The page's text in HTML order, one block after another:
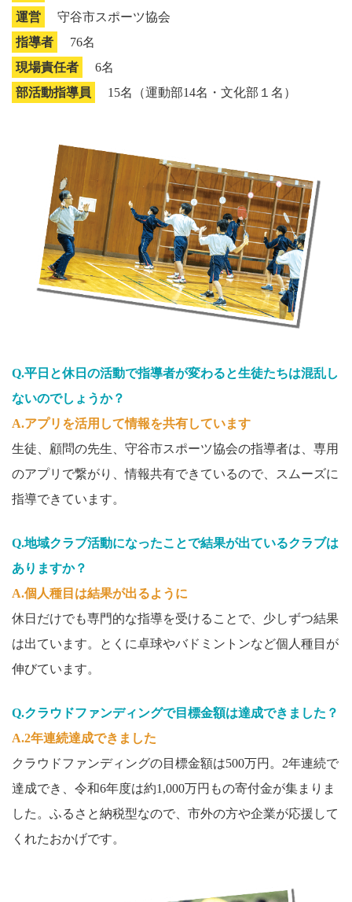
運営
守谷市スポーツ協会
指導者
76名
現場責任者
6名
部活動指導員
15名（運動部14名・文化部１名）
Q.平日と休日の活動で指導者が変わると生徒たちは混乱し
ないのでしょうか？
A.アプリを活用して情報を共有しています
生徒、顧問の先生、守谷市スポーツ協会の指導者は、専用
のアプリで繋がり、情報共有できているので、スムーズに
指導できています。
Q.地域クラブ活動になったことで結果が出ているクラブは
ありますか？
A.個人種目は結果が出るように
休日だけでも専門的な指導を受けることで、少しずつ結果
は出ています。とくに卓球やバドミントンなど個人種目が
伸びています。
Q.クラウドファンディングで目標金額は達成できました？
A.2年連続達成できました
クラウドファンディングの目標金額は500万円。2年連続で
達成でき、令和6年度は約1,000万円もの寄付金が集まりま
した。ふるさと納税型なので、市外の方や企業が応援して
くれたおかげです。